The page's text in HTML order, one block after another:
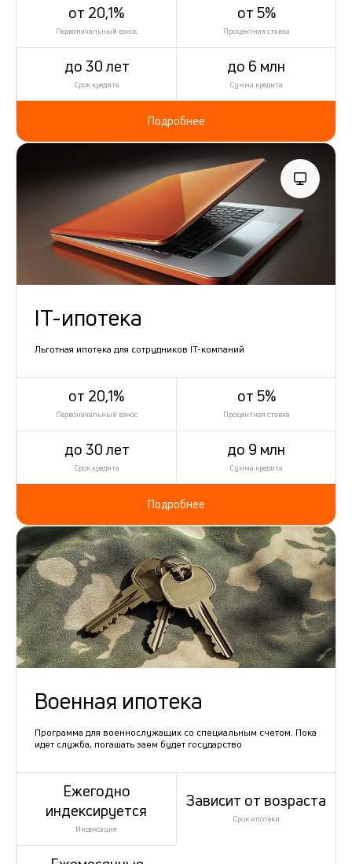
от 20,1%
Первоначальный взнос
от 5%
Процентная ставка
до 30 лет
Срок кредита
до 6 млн
Сумма кредита
Подробнее
IT-ипотека
Льготная ипотека для сотрудников IT-компаний
от 20,1%
Первоначальный взнос
от 5%
Процентная ставка
до 30 лет
Срок кредита
до 9 млн
Сумма кредита
Подробнее
Военная ипотека
Программа для военнослужащих со специальным счетом. Пока
идет служба, погашать заем будет государство
Ежегодно
индексируется
Индексация
Зависит от возраста
Срок ипотеки